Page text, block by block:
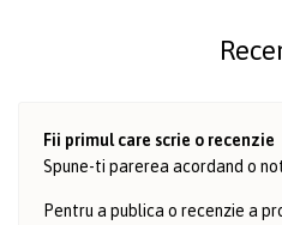
Fii primul care scrie o recenzie
Spune-ti parerea acordand o
Pentru a publica o recenzie a